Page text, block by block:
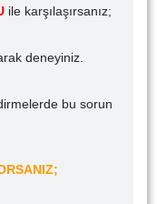
ile karşılaşırsanız;
deneyiniz.
bu sorun